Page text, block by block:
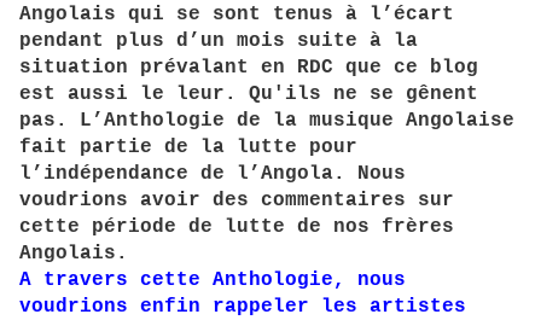
Angolais qui se sont tenus à l’écart
pendant plus d’un mois suite à la
situation prévalant en RDC que ce blog
est aussi le leur. Qu'ils ne se gênent
pas. L’Anthologie de la musique Angolaise
fait partie de la lutte pour
l’indépendance de l’Angola. Nous
voudrions avoir des commentaires sur
cette période de lutte de nos frères
Angolais.
A travers cette Anthologie, nous
voudrions enfin rappeler les artistes